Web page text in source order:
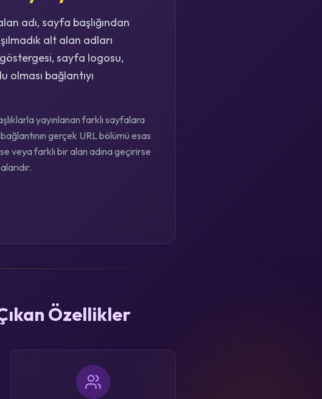
adı, sayfa başlığından
alt alan adları
sayfa logosu,
olması bağlantıyı
yayınlanan farklı sayfalara
gerçek URL bölümü esas
veya farklı bir alan adına geçirirse
Özellikler